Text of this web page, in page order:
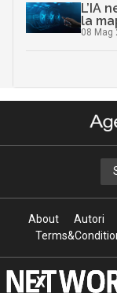
L’IA
la
08 Mag
About Autori